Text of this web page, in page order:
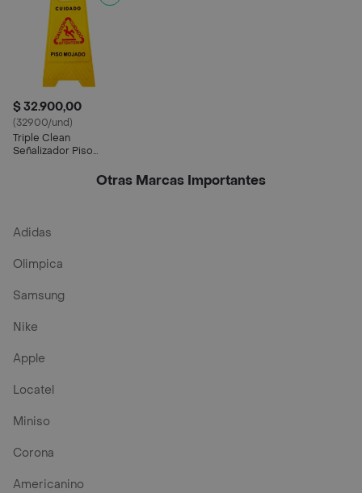
$ 32.900,00
(32900/und)
Triple Clean
Señalizador Piso
Otras Marcas Importantes
Adidas
Olimpica
Samsung
Nike
Apple
Locatel
Miniso
Corona
Americanino